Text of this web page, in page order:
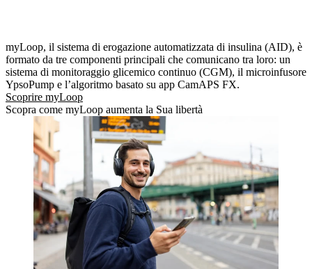
myLoop, il sistema di erogazione automatizzata di insulina (AID), è
formato da tre componenti principali che comunicano tra loro: un
sistema di monitoraggio glicemico continuo (CGM), il microinfusore
YpsoPump e l’algoritmo basato su app CamAPS FX.
Scoprire myLoop
Scopra come myLoop aumenta la Sua libertà